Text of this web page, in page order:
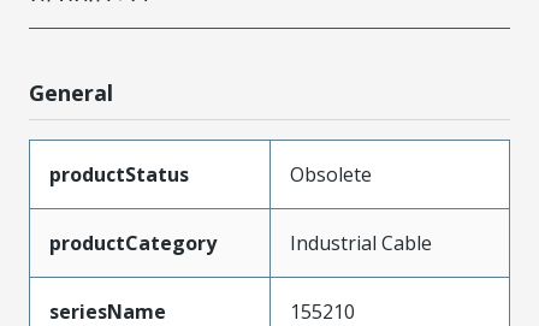
General
productStatus Obsolete
productCategory Industrial Cable
seriesName 155210